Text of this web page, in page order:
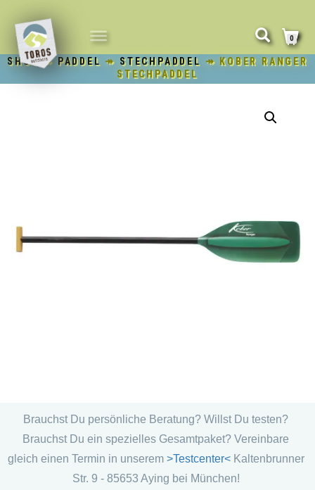
NAVIGATION
UMSCHALTEN
0
SHOP↠ PADDEL ↠ STECHPADDEL ↠ KOBER RANGER
STECHPADDEL
Brauchst Du persönliche Beratung? Willst Du testen?
Brauchst Du ein spezielles Gesamtpaket? Vereinbare
gleich einen Termin in unserem>Testcenter< Kaltenbrunner
Str. 9 - 85653 Aying bei München!